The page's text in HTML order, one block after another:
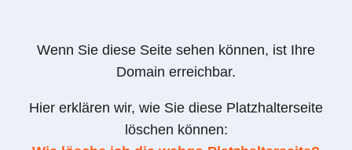
Wenn Sie diese Seite sehen können, ist Ihre
Domain erreichbar.
Hier erklären wir, wie Sie diese Platzhalterseite
löschen können: